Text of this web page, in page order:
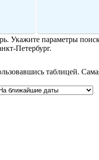
Укажите параметры
Петербург.
таблицей.